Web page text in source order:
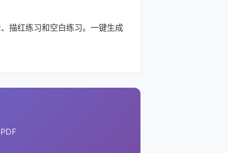
描红练习和空白练习。一键生成